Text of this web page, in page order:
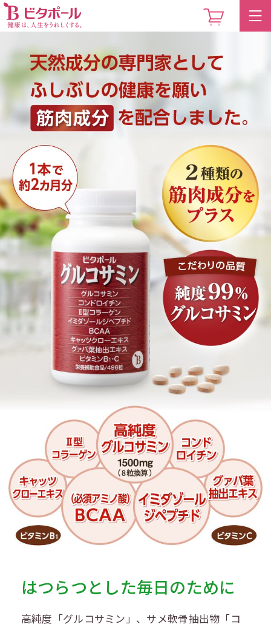
はつらつとした毎日のために
高純度「グルコサミン」、サメ軟骨抽出物「コ